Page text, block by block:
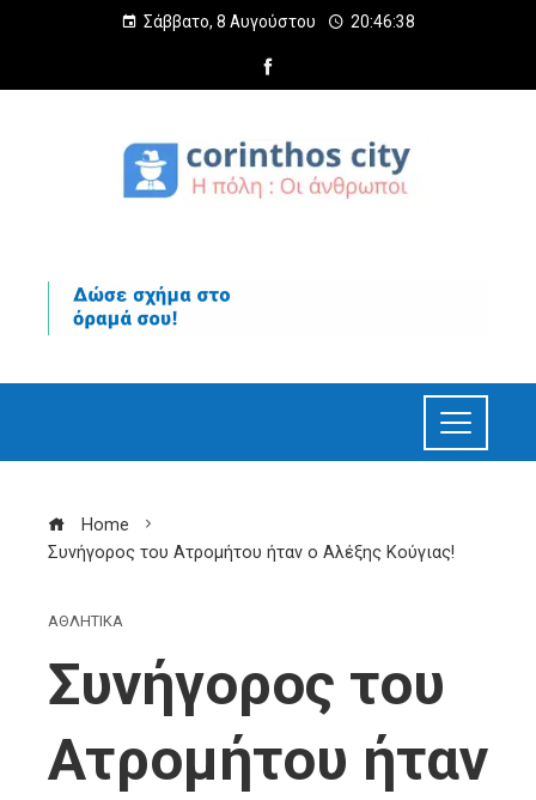
Σάββατο, 8 Αυγούστου 20:46:39
Home
Συνήγορος του Ατρομήτου ήταν ο Αλέξης Κούγιας!
ΑΘΛΗΤΙΚΑ
Συνήγορος του
Ατρομήτου ήταν